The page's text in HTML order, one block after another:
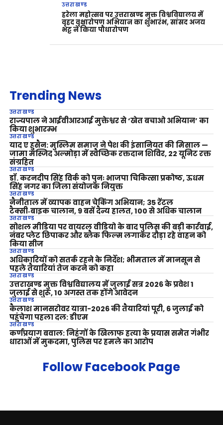
उत्तराखण्ड
हरेला महोत्सव पर उत्तराखण्ड मुक्त विश्वविद्यालय में
वृहद वृक्षारोपण अभियान का शुभारंभ, सांसद अजय
भट्ट ने किया पौधारोपण
Trending News
उत्तराखण्ड
राज्यपाल ने आईवीआरआई मुक्तेश्वर से ‘खेत बचाओ अभियान’ का
किया शुभारम्भ
उत्तराखण्ड
याद ए हुसैन: मुस्लिम समाज ने पेश की इंसानियत की मिसाल —
जामा मस्जिद अल्मोड़ा में स्वैच्छिक रक्तदान शिविर, 22 यूनिट रक्त
संग्रहित
उत्तराखण्ड
डॉ. करनदीप सिंह विर्क को पुनः भाजपा चिकित्सा प्रकोष्ठ, ऊधम
सिंह नगर का जिला संयोजक नियुक्त
उत्तराखण्ड
नैनीताल में व्यापक वाहन चेकिंग अभियान; 35 रेंटल
टैक्सी‑बाइक चालान, 9 बसें दैन्य हालत, 100 से अधिक चालान
उत्तराखण्ड
सोशल मीडिया पर वायरल वीडियो के बाद पुलिस की बड़ी कार्रवाई,
नंबर प्लेट छिपाकर और ब्लैक फिल्म लगाकर दौड़ा रहे वाहन को
किया सीज
उत्तराखण्ड
अधिकारियों को सतर्क रहने के निर्देश; भीमताल में मानसून से
पहले तैयारियां तेज करने को कहा
उत्तराखण्ड
उत्तराखण्ड मुक्त विश्वविद्यालय में जुलाई सत्र 2026 के प्रवेश 1
जुलाई से शुरू, 10 अगस्त तक होंगे आवेदन
उत्तराखण्ड
कैलाश मानसरोवर यात्रा-2026 की तैयारियां पूरी, 6 जुलाई को
पहुंचेगा पहला दल: डीएम
उत्तराखण्ड
कर्णप्रयाग बवाल: निहंगों के खिलाफ हत्या के प्रयास समेत गंभीर
धाराओं में मुकदमा, पुलिस पर हमले का आरोप
Follow Facebook Page